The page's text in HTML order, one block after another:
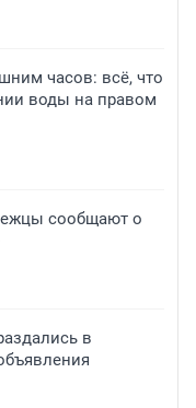
часов: всё, что
воды на правом
сообщают о
в